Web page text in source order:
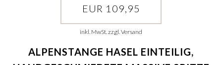
EUR 109,95
inkl. MwSt. zzgl. Versand
ALPENSTANGE HASEL EINTEILIG,